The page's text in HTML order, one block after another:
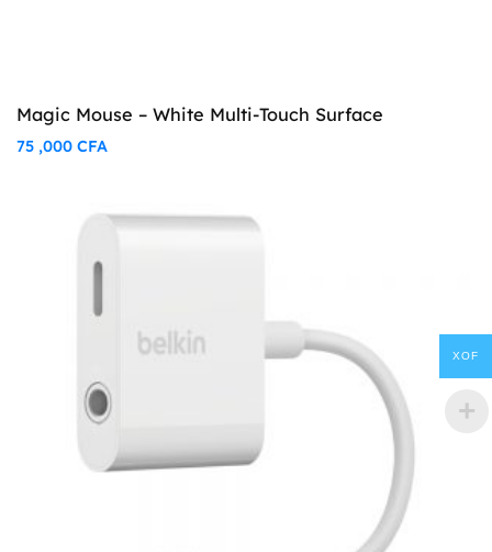
Magic Mouse – White Multi-Touch Surface
75 ,000 CFA
XOF